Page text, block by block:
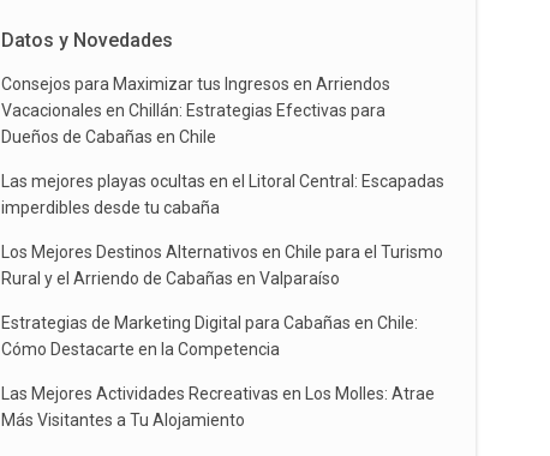
Datos y Novedades
Consejos para Maximizar tus Ingresos en Arriendos
Vacacionales en Chillán: Estrategias Efectivas para
Dueños de Cabañas en Chile
Las mejores playas ocultas en el Litoral Central: Escapadas
imperdibles desde tu cabaña
Los Mejores Destinos Alternativos en Chile para el Turismo
Rural y el Arriendo de Cabañas en Valparaíso
Estrategias de Marketing Digital para Cabañas en Chile:
Cómo Destacarte en la Competencia
Las Mejores Actividades Recreativas en Los Molles: Atrae
Más Visitantes a Tu Alojamiento